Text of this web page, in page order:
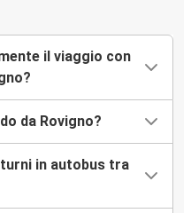
il viaggio con
da Rovigno?
in autobus tra